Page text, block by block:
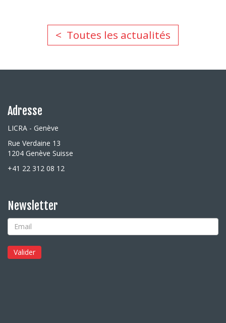
Toutes les actualités
Adresse
LICRA - Genève
Rue Verdaine 13
1204 Genève Suisse
+41 22 312 08 12
Newsletter